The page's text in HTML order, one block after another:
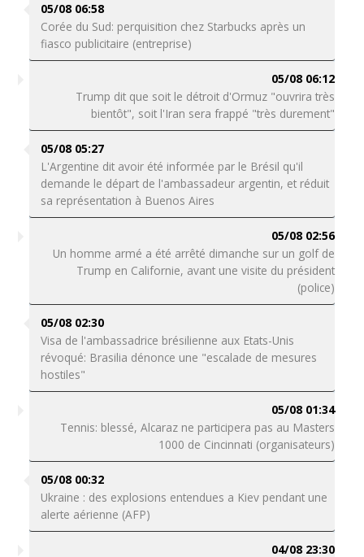
05/08 06:58
Corée du Sud: perquisition chez Starbucks après un
fiasco publicitaire (entreprise)
05/08 06:12
Trump dit que soit le détroit d'Ormuz "ouvrira très
bientôt", soit l'Iran sera frappé "très durement"
05/08 05:27
L'Argentine dit avoir été informée par le Brésil qu'il
demande le départ de l'ambassadeur argentin, et réduit
sa représentation à Buenos Aires
05/08 02:56
Un homme armé a été arrêté dimanche sur un golf de
Trump en Californie, avant une visite du président
(police)
05/08 02:30
Visa de l'ambassadrice brésilienne aux Etats-Unis
révoqué: Brasilia dénonce une "escalade de mesures
hostiles"
05/08 01:34
Tennis: blessé, Alcaraz ne participera pas au Masters
1000 de Cincinnati (organisateurs)
05/08 00:32
Ukraine : des explosions entendues a Kiev pendant une
alerte aérienne (AFP)
04/08 23:30